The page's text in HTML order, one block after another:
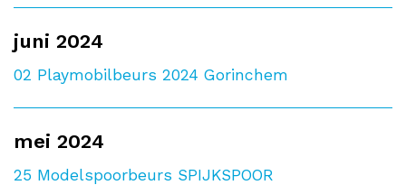
juni 2024
02 Playmobilbeurs 2024 Gorinchem
mei 2024
25 Modelspoorbeurs SPIJKSPOOR